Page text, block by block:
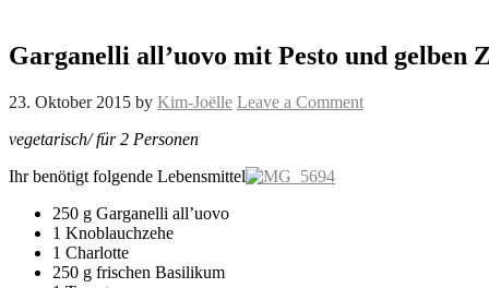
Garganelli all’uovo mit Pesto und gelben
23. Oktober 2015 by Kim-Joëlle Leave a Comment
vegetarisch/ für 2 Personen
Ihr benötigt folgende Lebensmittel
250 g Garganelli all’uovo
1 Knoblauchzehe
1 Charlotte
250 g frischen Basilikum